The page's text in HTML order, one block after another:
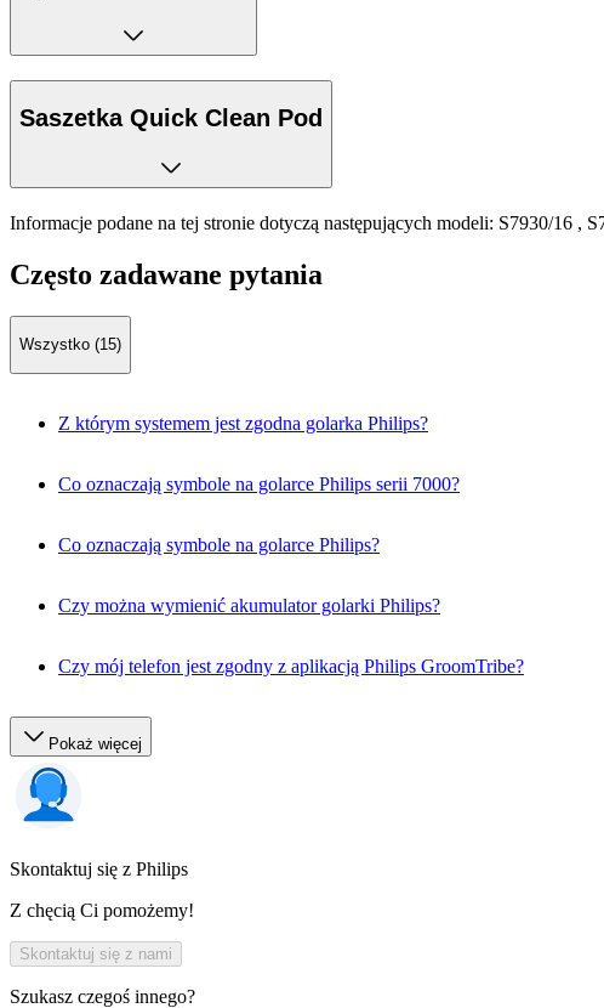
Saszetka Quick Clean Pod
Informacje podane na tej stronie dotyczą następujących modeli: S7930/16 ,
Często zadawane pytania
Wszystko (15)
Z którym systemem jest zgodna golarka Philips?
Co oznaczają symbole na golarce Philips serii 7000?
Co oznaczają symbole na golarce Philips?
Czy można wymienić akumulator golarki Philips?
Czy mój telefon jest zgodny z aplikacją Philips GroomTribe?
Pokaż więcej
Skontaktuj się z Philips
Z chęcią Ci pomożemy!
Skontaktuj się z nami
Szukasz czegoś innego?